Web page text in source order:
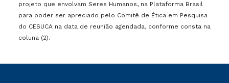
projeto que envolvam Seres Humanos, na Plataforma Brasil
para poder ser apreciado pelo Comitê de Ética em Pesquisa
do CESUCA na data de reunião agendada, conforme consta na
coluna (2).